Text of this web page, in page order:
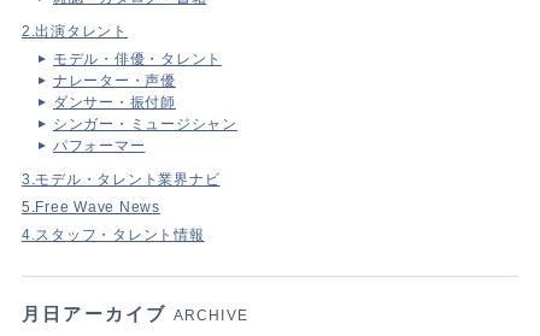
2.出演タレント
モデル・俳優・タレント
ナレーター・声優
ダンサー・振付師
シンガー・ミュージシャン
パフォーマー
3.モデル・タレント業界ナビ
5.Free Wave News
4.スタッフ・タレント情報
月日アーカイブ ARCHIVE